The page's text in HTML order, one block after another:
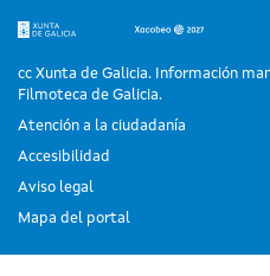
cc Xunta de Galicia. Información
Filmoteca de Galicia.
Atención a la ciudadanía
Accesibilidad
Aviso legal
Mapa del portal